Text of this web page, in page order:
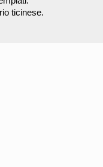
ticinese.